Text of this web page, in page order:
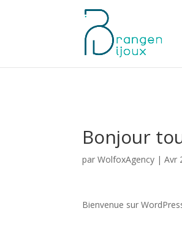
Bonjour
parWolfoxAgency |Avr
Bienvenue sur